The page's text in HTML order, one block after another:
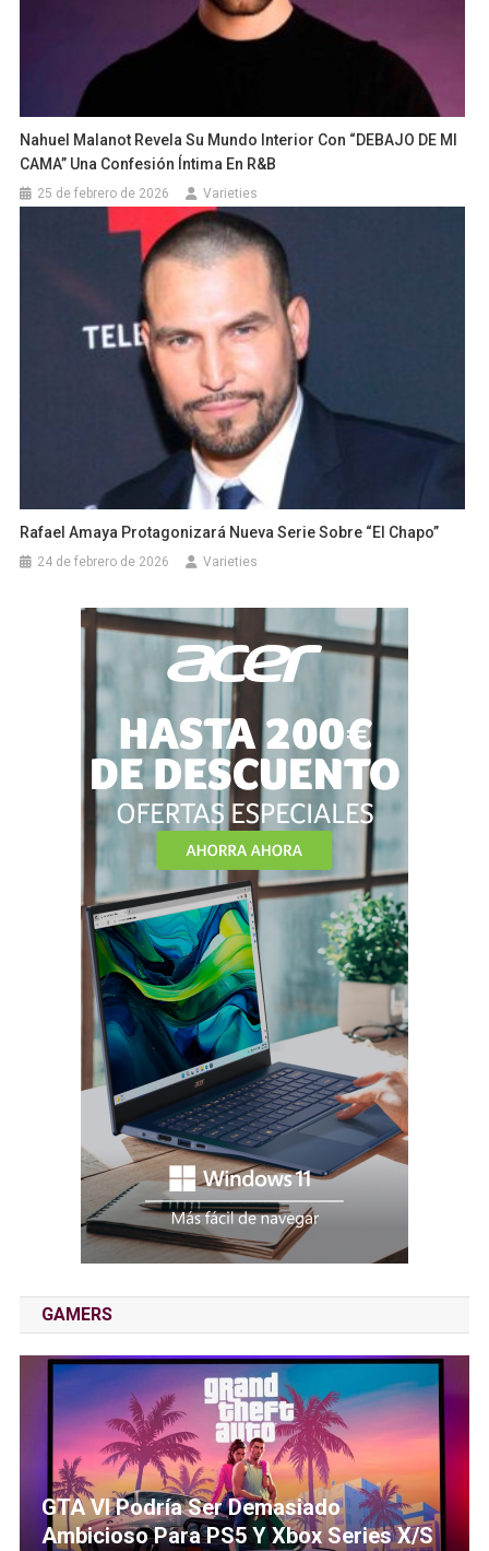
Nahuel Malanot Revela Su Mundo Interior Con “DEBAJO DE MI
CAMA” Una Confesión Íntima En R&B
25 de febrero de 2026 Varieties
Rafael Amaya Protagonizará Nueva Serie Sobre “El Chapo”
24 de febrero de 2026 Varieties
GAMERS
GTA VI Podría Ser Demasiado
Ambicioso Para PS5 Y Xbox Series X/S